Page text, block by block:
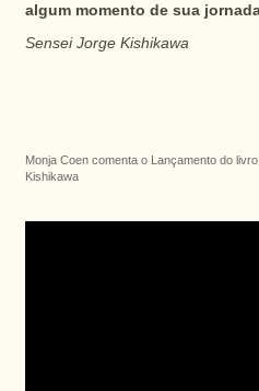
algum momento de sua
Sensei Jorge Kishikawa
Monja Coen comenta o Lançamento do
Kishikawa